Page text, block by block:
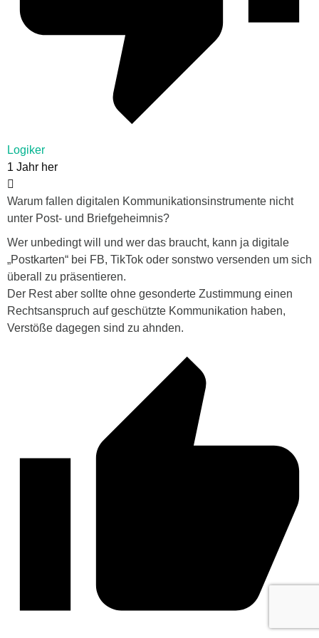
Logiker
1 Jahr her
Warum fallen digitalen Kommunikationsinstrumente nicht
unter Post- und Briefgeheimnis?
Wer unbedingt will und wer das braucht, kann ja digitale
„Postkarten“ bei FB, TikTok oder sonstwo versenden um sich
überall zu präsentieren.
Der Rest aber sollte ohne gesonderte Zustimmung einen
Rechtsanspruch auf geschützte Kommunikation haben,
Verstöße dagegen sind zu ahnden.